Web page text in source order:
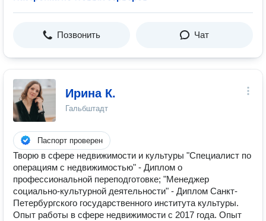
Позвонить Чат
Ирина К.
Гальбштадт
Паспорт проверен
Творю в сфере недвижимости и культуры "Специалист по
операциям с недвижимостью" - Диплом о
профессиональной переподготовке; "Менеджер
социально-культурной деятельности" - Диплом Санкт-
Петербургского государственного института культуры.
Опыт работы в сфере недвижимости с 2017 года. Опыт